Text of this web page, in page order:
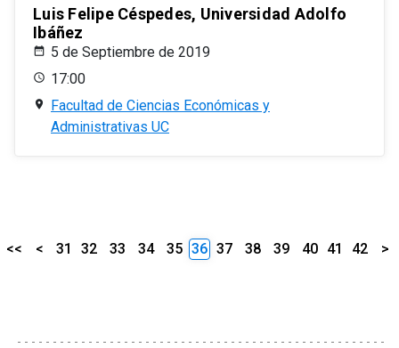
Luis Felipe Céspedes, Universidad Adolfo
Ibáñez
5 de Septiembre de 2019
17:00
Facultad de Ciencias Económicas y
Administrativas UC
<< < 31 32 33 34 35 36 37 38 39 40 41 42 >